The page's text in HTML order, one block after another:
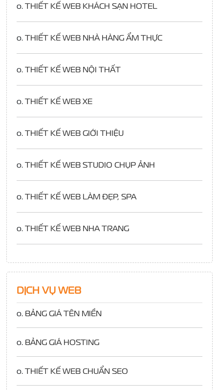
o. THIẾT KẾ WEB KHÁCH SẠN HOTEL
o. THIẾT KẾ WEB NHÀ HÀNG ẨM THỰC
o. THIẾT KẾ WEB NỘI THẤT
o. THIẾT KẾ WEB XE
o. THIẾT KẾ WEB GIỚI THIỆU
o. THIẾT KẾ WEB STUDIO CHỤP ẢNH
o. THIẾT KẾ WEB LÀM ĐẸP, SPA
o. THIẾT KẾ WEB NHA TRANG
DỊCH VỤ WEB
o. BẢNG GIÁ TÊN MIỀN
o. BẢNG GIÁ HOSTING
o. THIẾT KẾ WEB CHUẨN SEO